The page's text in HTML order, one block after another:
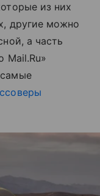
из них
другие можно
а часть
Mail.Ru»